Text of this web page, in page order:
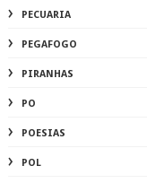
POLÍCIA
POLÍCIA INHAPI
POLÍTICA
PRE
PREFEITURA DE DELMIRO
PROTESTOS